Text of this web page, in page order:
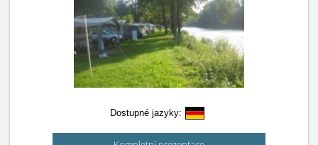
Dostupné jazyky: